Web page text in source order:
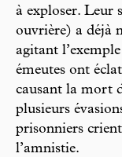
à exploser. Leur
ouvrière) a déjà
agitant
émeutes ont
causant la mort
plusieurs
prisonniers crient
l’amnistie.